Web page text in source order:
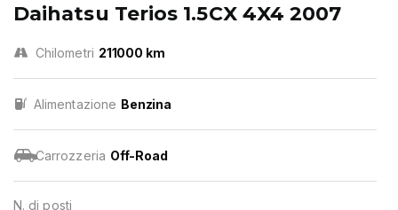
Daihatsu Terios 1.5CX 4X4 2007
Chilometri 211000 km
Alimentazione Benzina
Carrozzeria Off-Road
N. di posti